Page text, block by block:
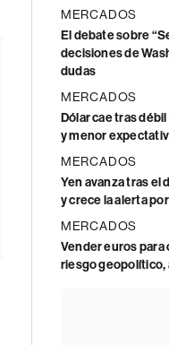
MERCADOS
El debate sobre
decisiones de
dudas
MERCADOS
Dólar cae tras
y menor
MERCADOS
Yen avanza tras el
y crece la alerta
MERCADOS
Vender euros
riesgo